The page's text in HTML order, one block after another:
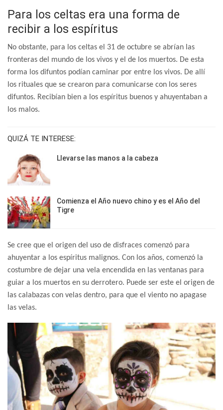
Para los celtas era una forma de
recibir a los espíritus
No obstante, para los celtas el 31 de octubre se abrían las
fronteras del mundo de los vivos y el de los muertos. De esta
forma los difuntos podían caminar por entre los vivos. De allí
los rituales que se crearon para comunicarse con los seres
difuntos. Recibían bien a los espíritus buenos y ahuyentaban a
los malos.
QUIZÁ TE INTERESE:
Llevarse las manos a la cabeza
Comienza el Año nuevo chino y es el Año del
Tigre
Se cree que el origen del uso de disfraces comenzó para
ahuyentar a los espíritus malignos. Con los años, comenzó la
costumbre de dejar una vela encendida en las ventanas para
guiar a los muertos en su derrotero. Puede ser este el origen de
las calabazas con velas dentro, para que el viento no apagase
las velas.